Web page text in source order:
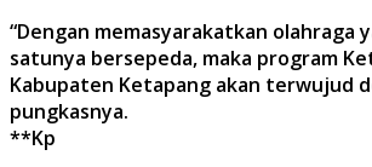
“Dengan memasyarakatkan olahraga
satunya bersepeda, maka program
Kabupaten Ketapang akan terwujud
pungkasnya.
**Kp